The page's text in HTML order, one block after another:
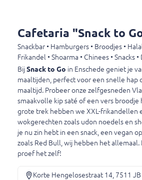
Wokkie gebakken varkenshaas
Gewokte rode uien en paprika met
varkenshaas met zwarte peper saus. excl.
statiegeld (€ 0,20),
€ 15,00
Wokkie gebakken fish
Gewokte rode uien en paprika met
vis en zwarte peper saus. excl. statiegeld
€ 14,50
Cafetaria "Snack to
Snackbar • Hamburgers • Broodjes •
Frikandel • Shoarma • Chinees • Snacks
BijSnack to Go in Enschede geniet je
maaltijden, perfect voor een snelle hap
maaltijd. Probeer onze zelfgesneden
smaakvolle kip saté of een vers broodje
grote trek hebben we XXL-frikandellen
wokgerechten zoals udon noedels en
je nu zin hebt in een snack, een vegan
zoals Red Bull, wij hebben het allemaal.
proef het zelf!
Korte Hengelosestraat 14, 7511 JB